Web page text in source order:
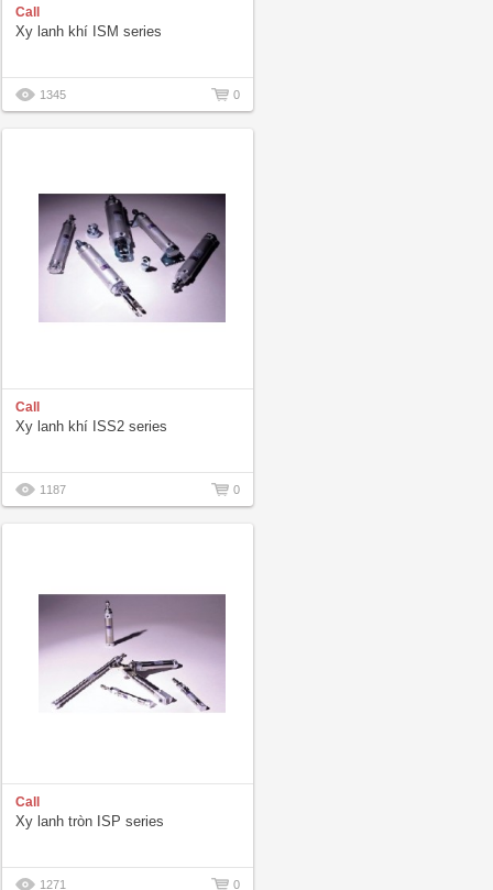
Call
Xy lanh khí ISM series
1345 0
Call
Xy lanh khí ISS2 series
1187 0
Call
Xy lanh tròn ISP series
1271 0